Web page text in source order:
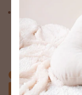
Una vez
hace click en
"código del
aplicado con el
hacer